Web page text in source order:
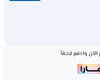
وادفع لاحقاً